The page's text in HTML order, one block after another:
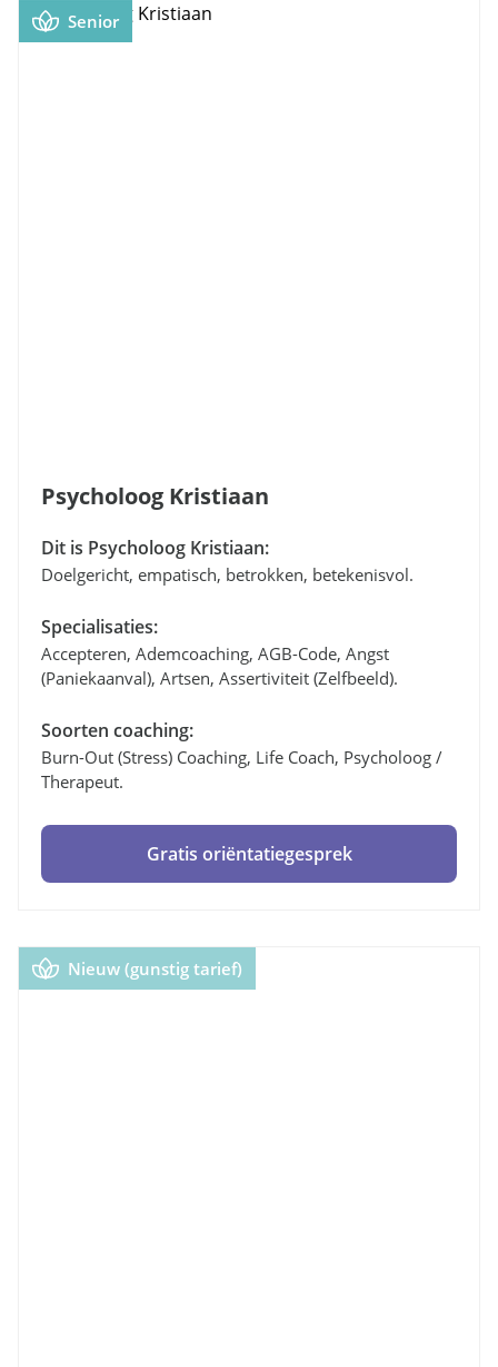
Senior
Psycholoog Kristiaan
Dit is Psycholoog Kristiaan:
Doelgericht, empatisch, betrokken, betekenisvol.
Specialisaties:
Accepteren, Ademcoaching, AGB-Code, Angst
(paniekaanval), Artsen, Assertiviteit (zelfbeeld).
Soorten coaching:
Burn-Out (stress) Coaching, Life Coach, Psycholoog /
Therapeut.
Gratis oriëntatiegesprek
Nieuw (gunstig tarief)